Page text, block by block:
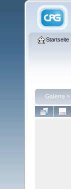
Startseite
Galerie >